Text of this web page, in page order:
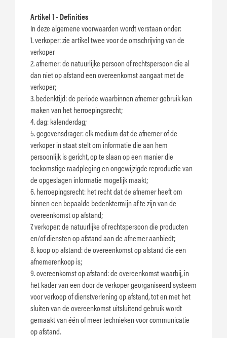
Artikel 1 - Definities
In deze algemene voorwaarden wordt verstaan onder:
1. verkoper: zie artikel twee voor de omschrijving van de
verkoper
2. afnemer: de natuurlijke persoon of rechtspersoon die al
dan niet op afstand een overeenkomst aangaat met de
verkoper;
3. bedenktijd: de periode waarbinnen afnemer gebruik kan
maken van het herroepingsrecht;
4. dag: kalenderdag;
5. gegevensdrager: elk medium dat de afnemer of de
verkoper in staat stelt om informatie die aan hem
persoonlijk is gericht, op te slaan op een manier die
toekomstige raadpleging en ongewijzigde reproductie van
de opgeslagen informatie mogelijk maakt;
6. herroepingsrecht: het recht dat de afnemer heeft om
binnen een bepaalde bedenktermijn af te zijn van de
overeenkomst op afstand;
7. verkoper: de natuurlijke of rechtspersoon die producten
en/of diensten op afstand aan de afnemer aanbiedt;
8. koop op afstand: de overeenkomst op afstand die een
afnemerenkoop is;
9. overeenkomst op afstand: de overeenkomst waarbij, in
het kader van een door de verkoper georganiseerd systeem
voor verkoop of dienstverlening op afstand, tot en met het
sluiten van de overeenkomst uitsluitend gebruik wordt
gemaakt van één of meer technieken voor communicatie
op afstand.